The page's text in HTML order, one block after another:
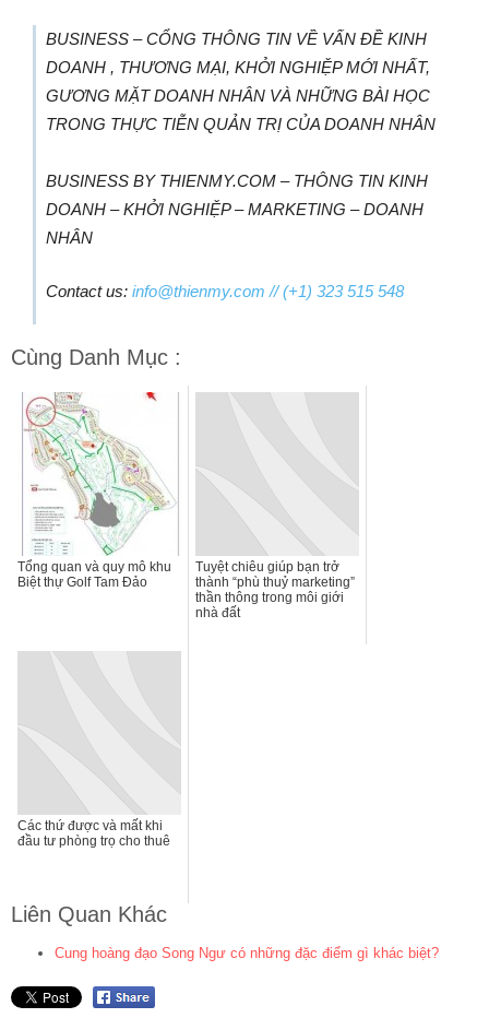
BUSINESS – CỔNG THÔNG TIN VỀ VẤN ĐỀ KINH
DOANH , THƯƠNG MẠI, KHỞI NGHIỆP MỚI NHẤT,
GƯƠNG MẶT DOANH NHÂN VÀ NHỮNG BÀI HỌC
TRONG THỰC TIỄN QUẢN TRỊ CỦA DOANH NHÂN
BUSINESS BY THIENMY.COM – THÔNG TIN KINH
DOANH – KHỞI NGHIỆP – MARKETING – DOANH
NHÂN
Contact us: info@thienmy.com // (+1) 323 515 548
Cùng Danh Mục :
Tổng quan và quy mô khu
Biệt thự Golf Tam Đảo
Tuyệt chiêu giúp bạn trở
thành “phù thuỷ marketing”
thần thông trong môi giới
nhà đất
Các thứ được và mất khi
đầu tư phòng trọ cho thuê
Liên Quan Khác
Cung hoàng đạo Song Ngư có những đặc điểm gì khác biệt?